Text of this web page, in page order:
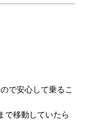
で安心して乗るこ
で移動していたら